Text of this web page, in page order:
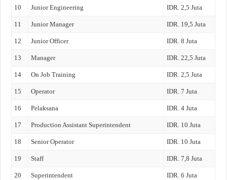
10 Junior Engineering IDR. 2,5 Juta
11 Junior Manager IDR. 19,5 Juta
12 Junior Officer IDR. 8 Juta
13 Manager IDR. 22,5 Juta
14 On Job Training IDR. 2,5 Juta
15 Operator IDR. 7 Juta
16 Pelaksana IDR. 4 Juta
17 Production Assistant Superintendent IDR. 10 Juta
18 Senior Operator IDR. 10 Juta
19 Staff IDR. 7,8 Juta
20 Superintendent IDR. 6 Juta